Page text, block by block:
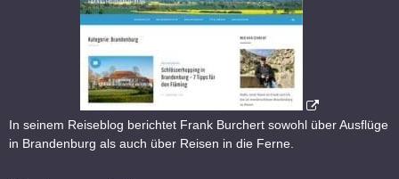
In seinem Reiseblog berichtet Frank Burchert sowohl über Ausflüge
in Brandenburg als auch über Reisen in die Ferne.